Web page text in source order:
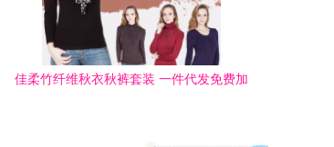
佳柔竹纤维秋衣秋裤套装 一件代发免费加